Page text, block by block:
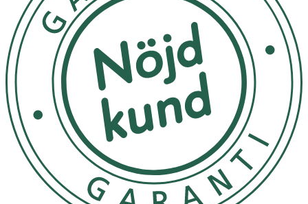
Ingredienser:
Water(Aqua), Butylene Glycol, Glycerin, Dipropylene
Glycol, Betaine, Phenoxyethanol, PEG-60 Hydrogenated
Castor Oil, Carbomer, Aminomethyl Propanol, 1,2-
Hexanediol, Hydrolyzed Collagen, Niacinamide, PEG-90M,
Panthenol, Allantoin, Aloe Barbadensis Leaf Extract,
Camellia Sinensis Leaf Extract, Scutellaria Baicalensis
Root Extract, Hordeum Vulgare Leaf Extract, Calendula
Officinalis Extract, Sophora Angustifolia Root Extract,
Paeonia Lactiflora Extract, Xanthan Gum, Disodium EDTA,
Dipotassium Glycyrrhizate, Acetyl Hexapeptide-8, Sodium
Hyaluronate, Snail Secretion Filtrate, Propylene Glycol,
Hydroxyethylcellulose, Fragrance(Parfum)